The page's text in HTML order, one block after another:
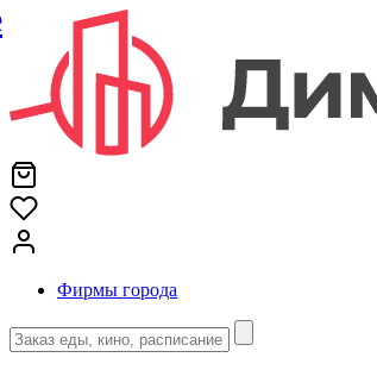
Фирмы города